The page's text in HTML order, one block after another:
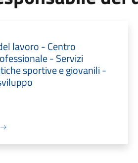
lavoro - Centro
- Servizi
sportive e giovanili -